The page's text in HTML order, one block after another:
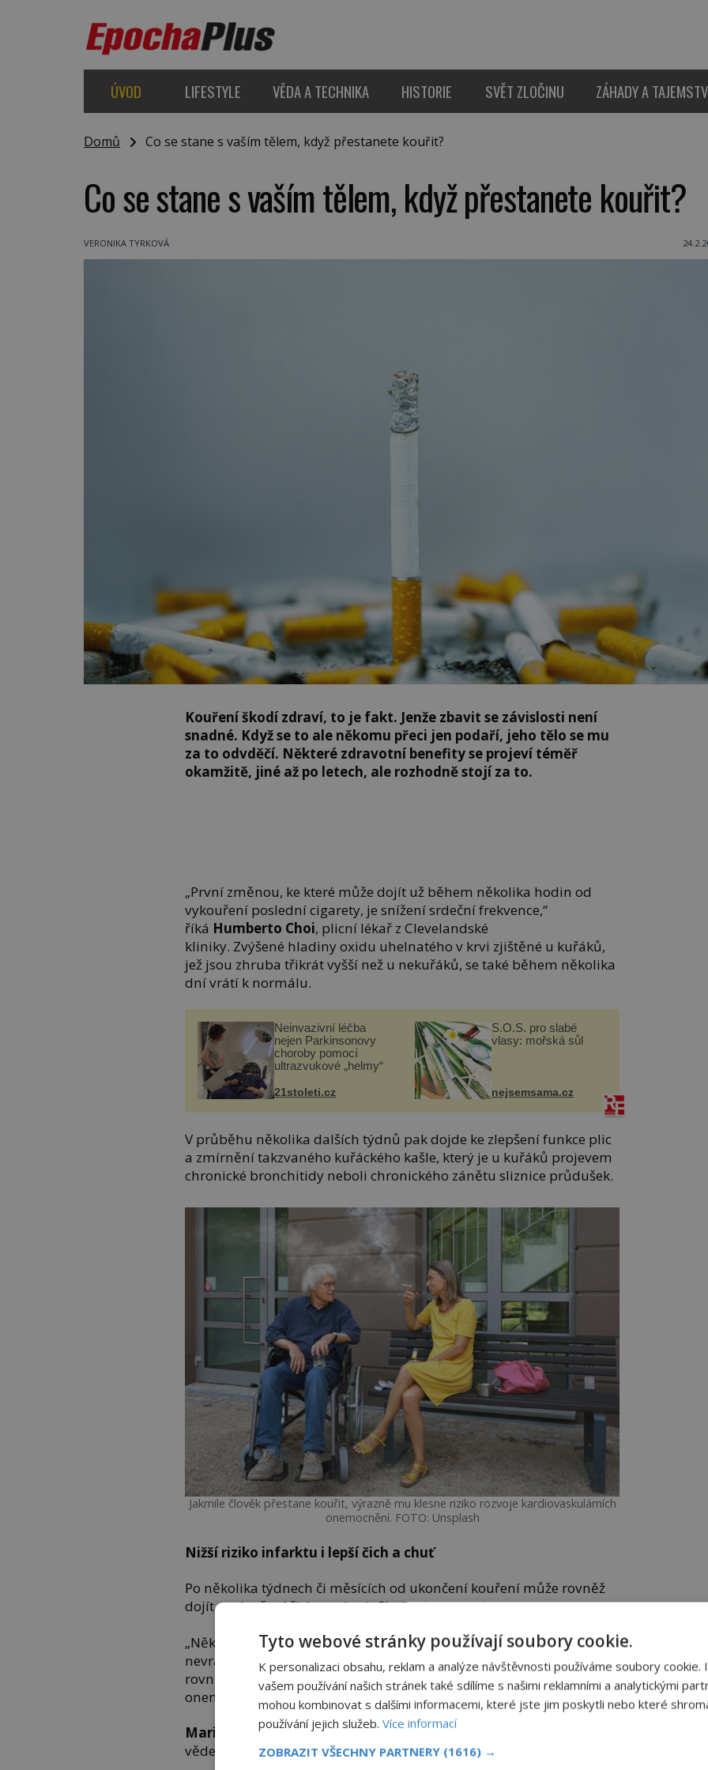
ÚVOD LIFESTYLE VĚDA A TECHNIKA HISTORIE SVĚT ZLOČINU ZÁHADY A
Domů Co se stane s vaším tělem, když přestanete kouřit?
Co se stane s vaším tělem, když přestanete kouřit?
VERONIKA TYRKOVÁ
Kouření škodí zdraví, to je fakt. Jenže zbavit se závislosti není
snadné. Když se to ale někomu přeci jen podaří, jeho tělo se mu
za to odvděčí. Některé zdravotní benefity se projeví téměř
okamžitě, jiné až po letech, ale rozhodně stojí za to.
„První změnou, ke které může dojít už během několika hodin od
vykouření poslední cigarety, je snížení srdeční frekvence,“
říká Humberto Choi, plicní lékař z Clevelandské
kliniky. Zvýšené hladiny oxidu uhelnatého v krvi zjištěné u kuřáků,
jež jsou zhruba třikrát vyšší než u nekuřáků, se také během několika
dní vrátí k normálu.
Neinvazivní léčba
nejen Parkinsonovy
choroby pomocí
ultrazvukové „helmy“
21stoleti.cz
S.O.S. pro slabé
vlasy: mořská sůl
nejsemsama.cz
V průběhu několika dalších týdnů pak dojde ke zlepšení funkce plic
a zmírnění takzvaného kuřáckého kašle, který je u kuřáků projevem
chronické bronchitidy neboli chronického zánětu sliznice průdušek.
Jakmile člověk přestane kouřit, výrazně mu klesne riziko rozvoje kardiovaskulárních
onemocnění. FOTO: Unsplash
Nižší riziko infarktu i lepší čich a chuť
Po několika týdnech či měsících od ukončení kouření může rovněž
dojít ze zlepšení čichu a chuti. Choi to komentuje:
„Někdy si lidé ani neuvědomí, že ztratili čich a chuť, dokud se jim
nevrátí.“ U člověka, který přestane kouřit, se po několika letech
rovněž dramaticky sníží riziko rozvoje kardiovaskulárních
onemocnění.
Marie Robertsonová, kardioložka, která pracuje jako vedoucí
vědecká pracovnice Americké kardiologické asociace, k tomu říká:
Tyto webové stránky používají soubory cookie.
K personalizaci obsahu, reklam a analýze návštěvnosti používáme soubory cookie.
vašem používání našich stránek také sdílíme s našimi reklamními a analytickými
mohou kombinovat s dalšími informacemi, které jste jim poskytli nebo které
používání jejich služeb. Více informací
ZOBRAZIT VŠECHNY PARTNERY (1616) →